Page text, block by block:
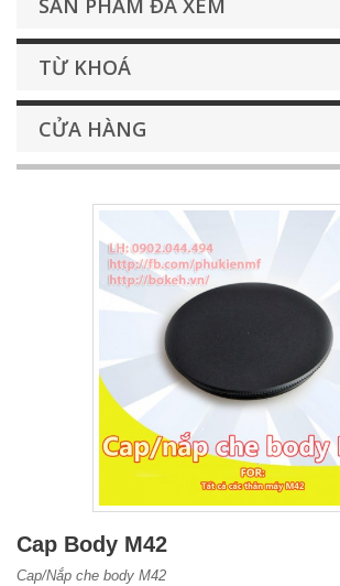
SẢN PHẨM ĐÃ XEM
TỪ KHOÁ
CỬA HÀNG
Cap Body M42
Cap/Nắp che body M42